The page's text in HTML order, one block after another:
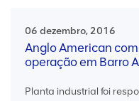
06 dezembro, 2016
Anglo American
operação em Barro
Planta industrial foi